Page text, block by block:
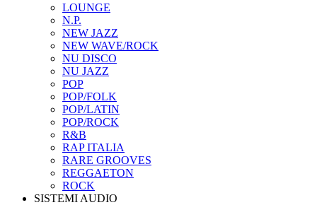
LOUNGE
N.P.
NEW JAZZ
NEW WAVE/ROCK
NU DISCO
NU JAZZ
POP
POP/FOLK
POP/LATIN
POP/ROCK
R&B
RAP ITALIA
RARE GROOVES
REGGAETON
ROCK
SISTEMI AUDIO